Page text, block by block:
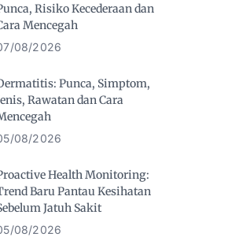
Risiko Kecederaan dan
Mencegah
08/2026
Punca, Simptom,
Rawatan dan Cara
08/2026
Health Monitoring:
Baru Pantau Kesihatan
Jatuh Sakit
08/2026